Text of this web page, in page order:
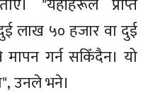
लाख ५० हजार वा दुई
गर्न सकिँदैन। यो
उनले भने।